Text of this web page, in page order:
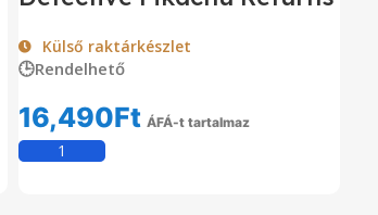
Külső raktárkészlet
🕒Rendelhető
16,490Ft ÁFÁ-t tartalmaz